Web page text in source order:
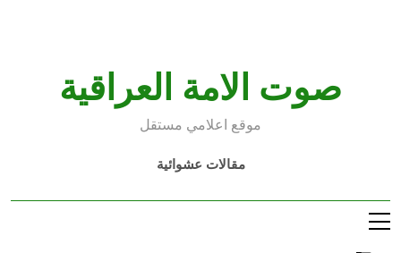
صوت الامة العراقية
موقع اعلامي مستقل
مقالات عشوائية